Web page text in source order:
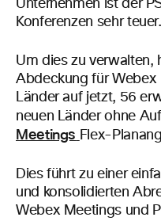
Unternehmen ist der
Konferenzen sehr teuer.
Um dies zu
Abdeckung für Webex
Länder auf jetzt, 56
neuen Länder ohne
Meetings Flex-
Dies führt zu einer
und konsolidierten
Webex Meetings und